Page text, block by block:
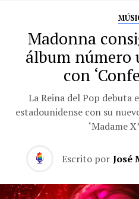
Madonna
álbum número
con
La Reina del Pop debuta
estadounidense con su
‘Madame
Escrito por José